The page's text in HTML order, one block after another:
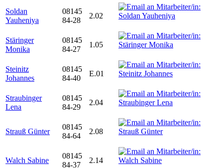
Soldan
Yauheniya
08145
84-28
2.02
Stäringer
Monika
08145
84-27
1.05
Steinitz
Johannes
08145
84-40
E.01
Straubinger
Lena
08145
84-29
2.04
Strauß Günter
08145
84-64
2.08
Walch Sabine
08145
84-37
2.14